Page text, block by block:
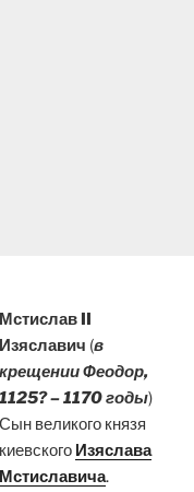
Мстислав II
Изяславич (в
крещении Феодор,
1125? – 1170 годы)
Сын великого князя
киевского Изяслава
Мстиславича.